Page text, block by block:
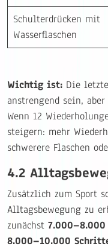
Schulterdrücken mit
Wasserflaschen
Wichtig ist: Die
anstrengend sein,
Wenn 12
steigern: mehr
schwerere Flaschen
4.2
Zusätzlich zum Sport
Alltagsbewegung zu
zunächst
8.000–10.000